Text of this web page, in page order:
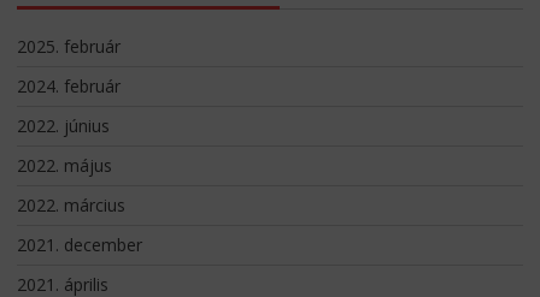
2025. február
2024. február
2022. június
2022. május
2022. március
2021. december
2021. április